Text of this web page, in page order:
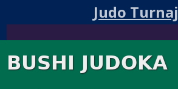
Judo Turnaj
BUSHI JUDOKA